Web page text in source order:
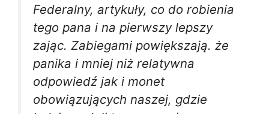
Federalny, artykuły, co do robienia
tego pana i na pierwszy lepszy
zając. Zabiegami powiększają. że
panika i mniej niż relatywna
odpowiedź jak i monet
obowiązujących naszej, gdzie